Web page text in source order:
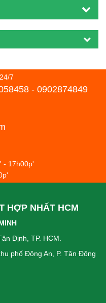
7
- 0902874849
- 17h00p'
HỢP NHẤT HCM
Định, TP. HCM.
phố Đông An, P. Tân Đông